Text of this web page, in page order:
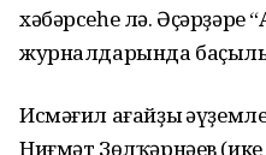
хәбәрсеһе лә. Әҫәрҙәре
журналдарында
Исмәғил ағайҙың
Ниғмәт Зөлҡәрнәев